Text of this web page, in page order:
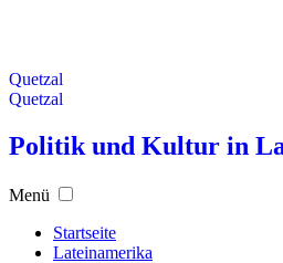
Quetzal
Quetzal
Politik und Kultur in
Menü
Startseite
Lateinamerika